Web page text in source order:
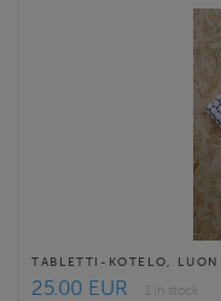
TABLETTI-KOTELO,
25.00 EUR
1 in stock